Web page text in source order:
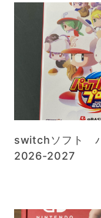
switchソフト
2026-2027